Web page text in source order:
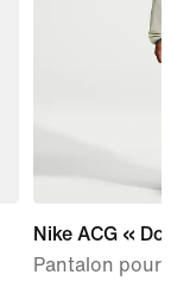
Nike ACG «
Pantalon pour